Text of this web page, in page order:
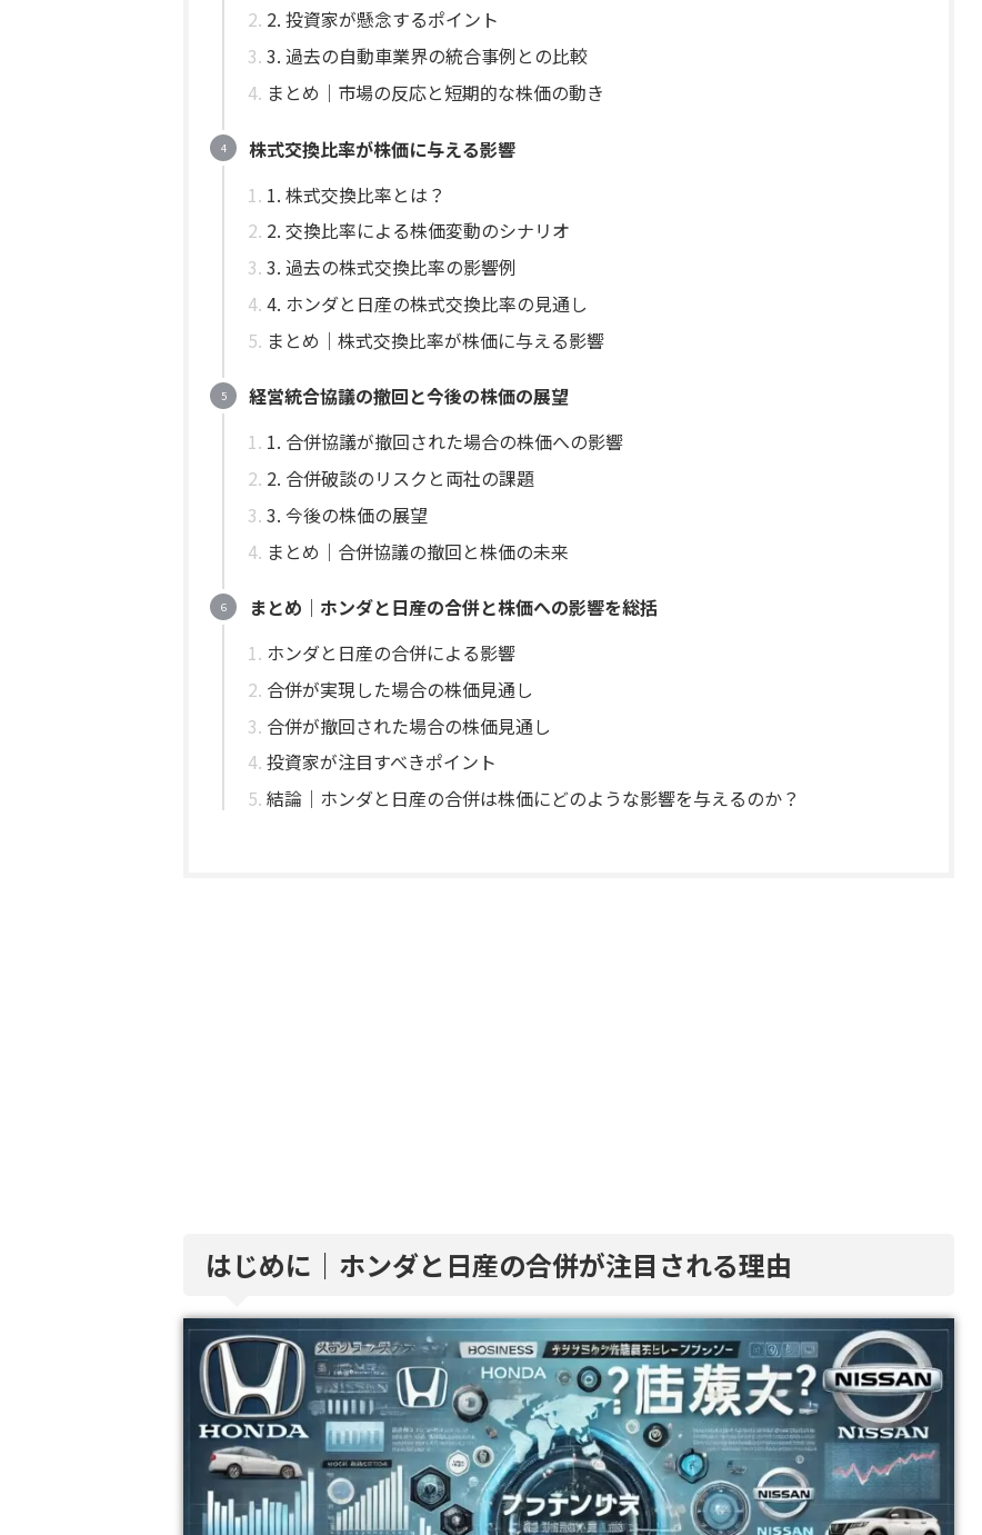
2. 投資家が懸念するポイント
3. 過去の自動車業界の統合事例との比較
まとめ｜市場の反応と短期的な株価の動き
株式交換比率が株価に与える影響
1. 株式交換比率とは？
2. 交換比率による株価変動のシナリオ
3. 過去の株式交換比率の影響例
4. ホンダと日産の株式交換比率の見通し
まとめ｜株式交換比率が株価に与える影響
経営統合協議の撤回と今後の株価の展望
1. 合併協議が撤回された場合の株価への影響
2. 合併破談のリスクと両社の課題
3. 今後の株価の展望
まとめ｜合併協議の撤回と株価の未来
まとめ｜ホンダと日産の合併と株価への影響を総括
ホンダと日産の合併による影響
合併が実現した場合の株価見通し
合併が撤回された場合の株価見通し
投資家が注目すべきポイント
結論｜ホンダと日産の合併は株価にどのような影響を与えるのか？
はじめに｜ホンダと日産の合併が注目される理由